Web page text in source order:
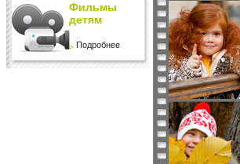
Фильмы
детям
Подробнее